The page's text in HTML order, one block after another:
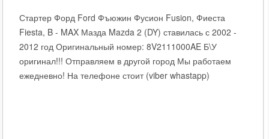
Стартер Форд Ford Фъюжин Фусион Fusion, Фиеста
Fiesta, B - MAX Мазда Mazda 2 (DY) ставилась с 2002 -
2012 год Оригинальный номер: 8V2111000AE Б\У
оригинал!!! Отправляем в другой город Мы работаем
ежедневно! На телефоне стоит (viber whastapp)